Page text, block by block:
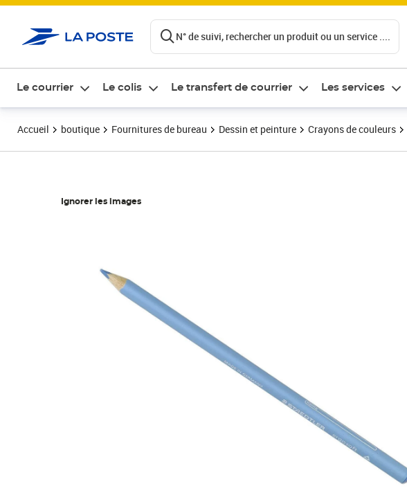
N° de suivi, rechercher un produit ou un service ....
Le courrier Le colis Le transfert de courrier Les services
Accueil boutique Fournitures de bureau Dessin et peinture Crayons de couleurs
Ignorer les images